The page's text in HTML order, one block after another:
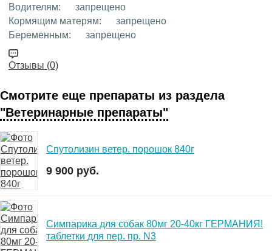
Водителям:
запрещено
Кормящим матерям:
запрещено
Беременным:
запрещено
Отзывы (0)
Смотрите еще препараты из раздела
"Ветеринарные препараты"
Спутолизин ветер. порошок 840г
9 900 руб.
Симпарика для собак 80мг 20-40кг ГЕРМАНИЯ!
таблетки для пер. пр. N3